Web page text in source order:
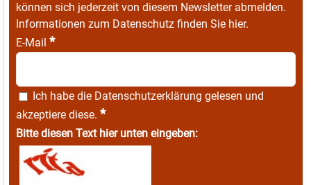
können sich jederzeit von diesem Newsletter abmelden.
Informationen zum Datenschutz finden Sie hier.
E-Mail *
Ich habe die Datenschutzerklärung gelesen und
akzeptiere diese. *
Bitte diesen Text hier unten eingeben: